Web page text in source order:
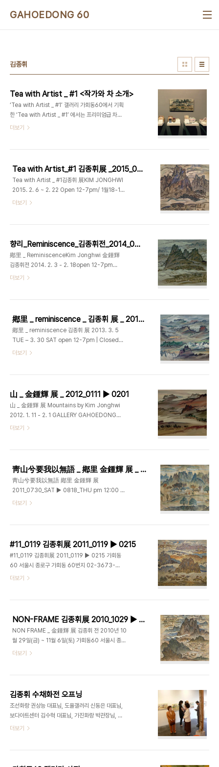
GAHOEDONG 60
김종휘
Tea with Artist _ #1 <작가와 차 소개>
‘Tea with Artist _ #1’ 갤러리 가회동60에서 기획
한 ‘Tea with Artist _ #1’ 에서는 프리미엄급 차를
선별, 유명 아티스트의 작품으로 포장하여 선보이고
품을 감상하시며 명품차의 은은한 향을 함께 음미해
보시기 바랍니다. 이 글에서는 패키지에 들어간 작가
분들 소개와 정성스럽게 준비한 차에 대한 설명이 담
겨 있습니다. 갤러리에서 준비한 기획이다 보니.. 무
엇보다 포장에 예쁘게 들어간 작품들 먼저 소개해야
인공이시며, 무엇보다 가회동60 갤러리가 시작하는
더보기
Tea with Artist_#1 김종휘展 _2015_0206 ▶ 0222
Tea with Artist _ #1김종휘 展KIM JONGHWI
2015. 2. 6 ~ 2. 22 Open 12-7pm/ 1월18-19
일(설연휴 2일) 휴관 가회동
한 ‘Tea with Artist _ #1’ 에서는프리미엄급 차를
선별, 유명 아티스트의 작품으로 포장하여 선보이고
있습니다. 중국 운남성 보이차, 운남전홍 홍차, 지리
산 발효차인 황차가 김종휘, 이희중, 홍지연 세 작가
의 작품으로 포장하여 준비되어 있습니다. 고 김종휘
께 음미해 보시기 바랍니다. # 차와 패키지의 작가..
더보기
향리_Reminiscence_김종휘전_2014_0203 ▶ 0218
鄕里 _ ReminiscenceKim Jonghwi 金鍾輝
김종휘전 2014. 2. 3 - 2. 18open 12-7pm
Closed on Sunday 가회동60 _
김종휘_향리_oil on
canvas_91x116.7cm_1982 가회동60에서는 2
월 18일까지 고 김종휘 작가의 유화 12점을 전시하
고 있습니다.1980년대에서 90년대까지의 작업 중
60호 2점, 50호 4점이 전시되고 있으며, 황갈색을
있습니다. 평생을 한국의 풍경을 서양화 재료로 표현
..
더보기
鄕里 _ reminiscence _ 김종휘 展 _ 2013_0305 ▶ 0330
鄕里 _ reminiscence 김종휘 展 2013. 3. 5
TUE – 3. 30 SAT open 12-7pm | Closed
on Sunday GAHOEDONG60
_향리_97x130.3cm_oil on canvas_1992
1928년 경주에서 태어난 故 김종휘 선생은 유년시
절 부친의 사업으로 북으로 이주하게 된다. 함경남도
신흥군 원평면 풍서리에서 자리를 잡고 지내며 그곳
에서 어린 시절을 보낸 그는 산에 올라 많은 시간을
이 이후의 작업에 큰 영향을 미쳤다. 높은 곳에서 내
더보기
山 _ 金鍾輝 展 _ 2012_0111 ▶ 0201
山 _ 金鍾輝 展 Mountains by Kim Jonghwi
2012. 1. 11 - 2. 1 GALLERY GAHOEDONG60
www.gahoedong60.com 서울시 종로구 가회
No.263 1928년 경주에서 태어난 김종휘 선생은
유년시절 부친의 사업으로 북으로 이주하게 된다. 함
경남도 신흥군 원평면 풍서리에서 자리를 잡고 지내
며 그곳에서 어린 시절을 보낸 그는 산에 올라 많은
시간을 보내게 되고 함경도의 험준한 산세를 좋아하
에서 내려다보지만 뒤의 사물이 겹쳐 보이는 시점은
더보기
靑山兮要我以無語 _ 鄕里 金鍾輝 展 _ 2011_0730 ▶ 0818
靑山兮要我以無語 鄕里 金鍾輝 展
2011_0730_SAT ▶ 0818_THU pm 12:00 -
pm 6:00 Closed on Monday Gallery
oil on canvas_1978 靑山兮要我以無語 蒼空
兮要我以無垢 聊無愛而無憎兮 如水如風而終
我 청산은 나를보고 말없이 살라하고 창공은 나를보
고 티없이 살라하네 사랑도 벗어놓고 미움도 벗어놓
고 물같이 바람같이 살다가 가라하네 ■ 懶翁 和尙
paper_1978 향리
향리_56.5x77.5cm_wat..
더보기
#11_0119 김종휘展 2011_0119 ▶ 0215
#11_0119 김종휘展 2011_0119 ▶ 0215 가회동
60 서울시 종로구 가회동 60번지 02-3673-
0585 향리, 45.5x53cm, oil on canvas,
on canvas, 1959 향리, 116.7x91cm, oil on
canvas, 1990 향리, 194x97cm, Oil on
Canvas, 1987
더보기
NON-FRAME 김종휘展 2010_1029 ▶ 2010_1106
NON FRAME _ 金鍾輝 展 김종휘 전 2010년 10
월 29일(금) ~ 11월 6일(토) 가회동60 서울시 종로
구 가회동 60번지 T. 02-3673-0585
_111x91cm_oil on canvas_1979 는 고향을 이
르는 말이다. 고 김종휘 화백이 생애를통해 애착깊게
다루어왔던 소재가 다름아닌 고향의 이미지였다는
것은잘 알려진 사실이다. 그는 와 같은 실험적인 단체
의 멤버로 출발하였으나 70년대 이후에 오면서 그
창작된 것이 고향의 이미지였다. 그는 고향의 이미지
더보기
김종휘 수채화전 오프닝
조선화랑 권상능 대표님, 도올갤러리 신동은 대표님,
보다아트센터 김수혁 대표님, 가진화랑 박관장님, 작
가 전뢰진 선생님, 황용엽 선생님, 노희숙 선생님, 구
선생님 분들께 감사 말씀 올립니다.
더보기